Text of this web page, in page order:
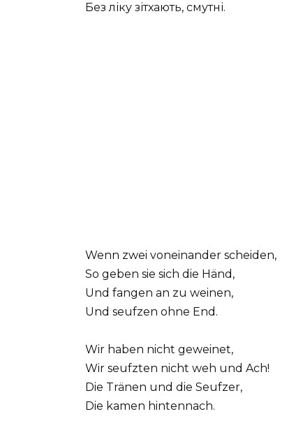
Без ліку зітхають, смутні.
Wenn zwei voneinander scheiden,
So geben sie sich die Händ,
Und fangen an zu weinen,
Und seufzen ohne End.
Wir haben nicht geweinet,
Wir seufzten nicht weh und Ach!
Die Tränen und die Seufzer,
Die kamen hintennach.